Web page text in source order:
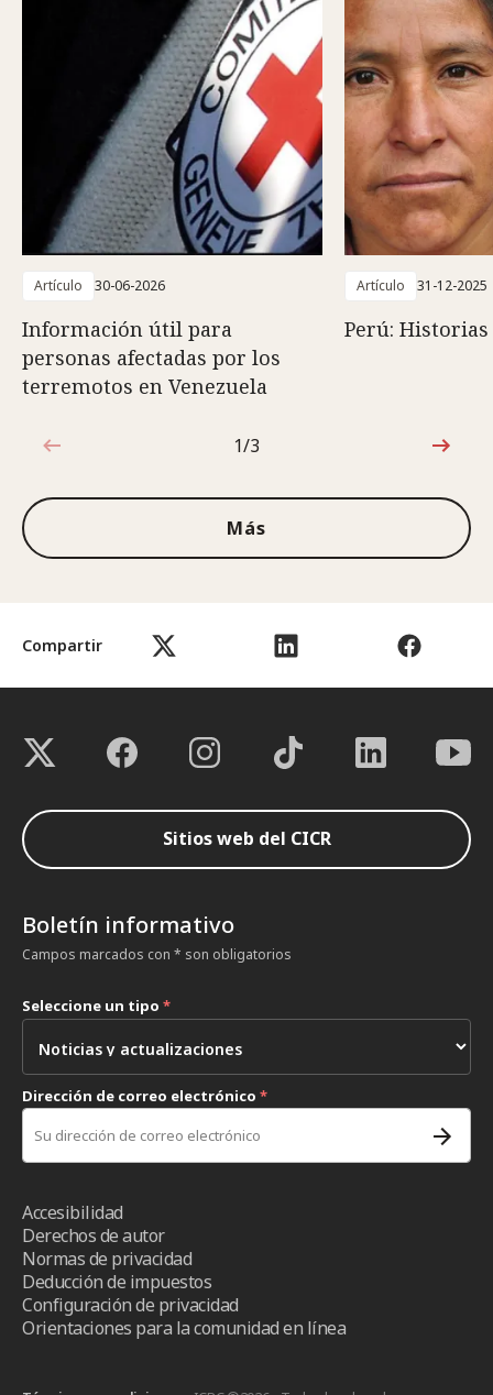
Compartir
Artículo 30-06-2026
Información útil para
personas afectadas por los
terremotos en Venezuela
Artículo 31-12-2025
Perú: Historias
1de3
1/3
Más
Sitios web del CICR
Boletín informativo
Campos marcados con * son obligatorios
Seleccione un tipo *
Dirección de correo electrónico *
Accesibilidad
Derechos de autor
Normas de privacidad
Deducción de impuestos
Configuración de privacidad
Orientaciones para la comunidad en línea